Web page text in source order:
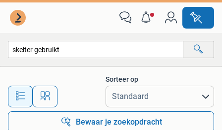
Alle afstanden…
Sorteer op
Bewaar je zoekopdracht